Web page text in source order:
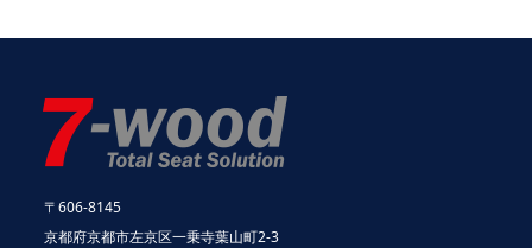
〒606-8145
京都府京都市左京区一乗寺葉山町2-3